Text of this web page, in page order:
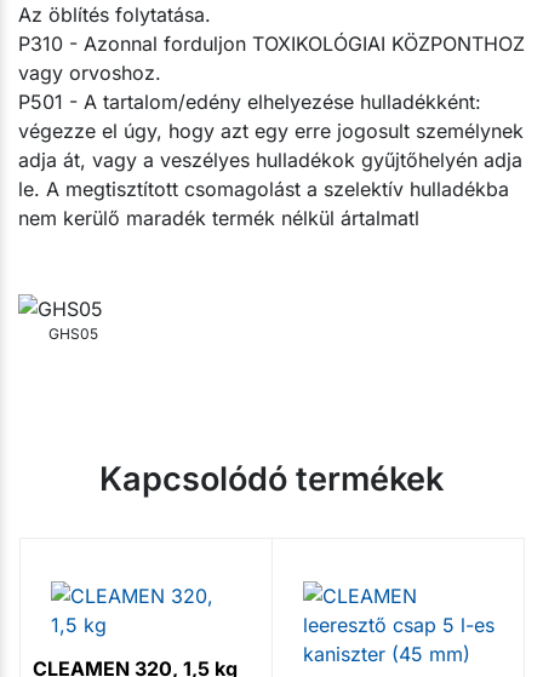
Az öblítés folytatása.
P310 - Azonnal forduljon TOXIKOLÓGIAI KÖZPONTHOZ
vagy orvoshoz.
P501 - A tartalom/edény elhelyezése hulladékként:
végezze el úgy, hogy azt egy erre jogosult személynek
adja át, vagy a veszélyes hulladékok gyűjtőhelyén adja
le. A megtisztított csomagolást a szelektív hulladékba
nem kerülő maradék termék nélkül ártalmatl
GHS05
Kapcsolódó termékek
CLEAMEN 320, 1,5 kg